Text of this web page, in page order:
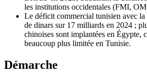
les institutions occidentales (FMI,
Le déficit commercial tunisien avec
de dinars sur 17 milliards en 2024 ;
chinoises sont implantées en Égypte,
beaucoup plus limitée en Tunisie.
Démarche